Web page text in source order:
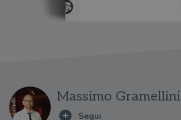
Massimo Gramellini